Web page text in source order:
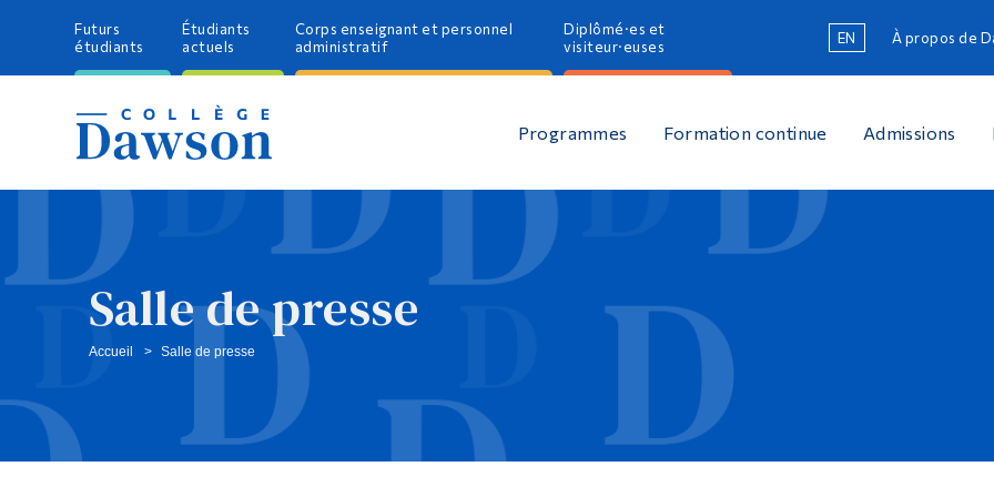
Futurs
étudiants
Étudiants
actuels
Corps enseignant et personnel
administratif
Diplômé·es et
visiteur·euses
EN À propos de
Programmes Formation continue Admissions
Salle de presse
Accueil Salle de presse